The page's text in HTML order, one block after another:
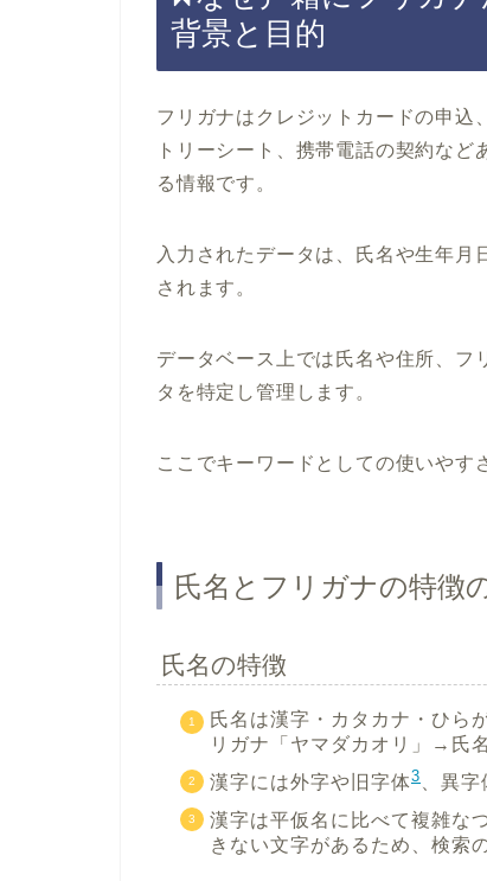
背景と目的
フリガナはクレジットカードの申込
トリーシート、携帯電話の契約な
る情報です。
入力されたデータは、氏名や生年
されます。
データベース上では氏名や住所、フ
タを特定し管理します。
ここでキーワードとしての使いやす
氏名とフリガナの特徴
氏名の特徴
氏名は漢字・カタカナ・ひら
リガナ「ヤマダカオリ」→氏
漢字には外字や旧字体3 、異字
漢字は平仮名に比べて複雑な
きない文字があるため、検索